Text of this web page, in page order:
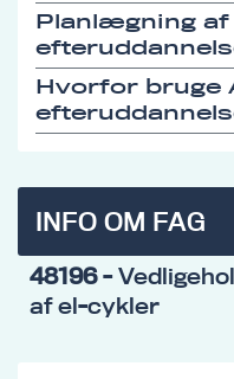
Planlægning af
Hvorfor bruge
INFO OM FAG
48196-
af el-cykler